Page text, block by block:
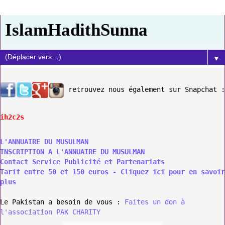
IslamHadithSunna
▼
retrouvez nous également sur Snapchat :
ih2c2s
L'ANNUAIRE DU MUSULMAN
INSCRIPTION A L'ANNUAIRE DU MUSULMAN
Contact Service Publicité et Partenariats
Tarif entre 50 et 150 euros - Cliquez ici pour en savoir
plus
Le Pakistan a besoin de vous : Faites un don à
l'association PAK CHARITY